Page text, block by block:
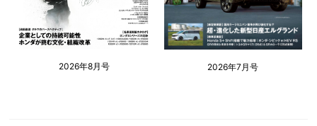
2026年8月号 2026年7月号